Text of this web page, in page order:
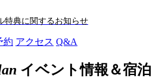
特典に関するお知らせ
約 アクセス Q&A
イベント情報＆宿泊